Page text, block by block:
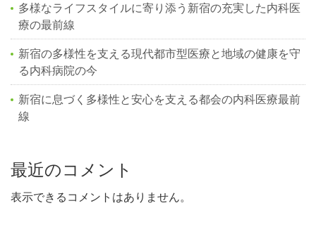
多様なライフスタイルに寄り添う新宿の充実した内科医
療の最前線
新宿の多様性を支える現代都市型医療と地域の健康を守
る内科病院の今
新宿に息づく多様性と安心を支える都会の内科医療最前
線
最近のコメント
表示できるコメントはありません。